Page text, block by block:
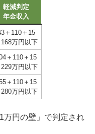
軽減判定
年金収入
＋110＋15
168万円以下
＋110＋15
229万円以下
＋110＋15
280万円以下
万円の壁」で判定され